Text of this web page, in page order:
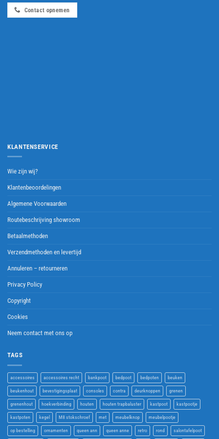
Contact opnemen
KLANTENSERVICE
Wie zijn wij?
Klantenbeoordelingen
Algemene Voorwaarden
Routebeschrijving showroom
Betaalmethoden
Verzendmethoden en levertijd
Annuleren – retourneren
Privacy Policy
Copyright
Cookies
Neem contact met ons op
TAGS
accessoires accessoires recht bankpoot bedpoot bedpoten beuken
beukenhout bevestigingsplaat consoles contra deurknoppen grenen
grenenhout hoekverbinding houten houten trapbaluster kastpoot kastpootje
kastpoten kegel M8 stokschroef met meubelknop meubelpootje
op bestelling ornamenten queen ann queen anne retro rond salontafelpoot